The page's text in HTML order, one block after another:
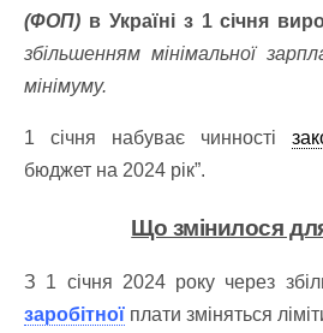
(ФОП) в Україні з 1 січня
збільшенням мінімальної
мінімуму.
1 січня набуває чинності
бюджет на 2024 рік”.
Що змінилося
З 1 січня 2024 року через
заробітної плати зміняться